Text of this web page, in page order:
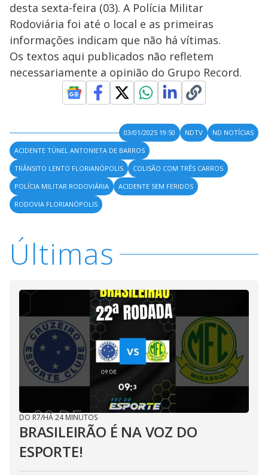
desta sexta-feira (03). A Polícia Militar
Rodoviária foi até o local e as primeiras
informações indicam que não há vítimas.
Os textos aqui publicados não refletem
necessariamente a opinião do Grupo Record.
03/01/2025 19:50 NDTV
ND NOTÍCIAS
ACIDENTE TÚNEL ANTONIETA DE BARROS
TRÂNSITO LENTO FLORIANÓPOLIS
COLISÃO COM TRÊS CARROS
POLÍCIA MILITAR RODOVIÁRIA
ACIDENTE SEM FERIDOS
RODOVIA FLORIANÓPOLIS
Últimas
DO R7/HÁ 24 MINUTOS
BRASILEIRÃO É NA VOZ DO
ESPORTE!